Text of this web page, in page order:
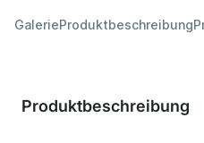
GalerieProduktbeschreibung
Produktbeschreibung